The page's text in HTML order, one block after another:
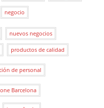
negocio
nuevos negocios
productos de calidad
de personal
Barcelona